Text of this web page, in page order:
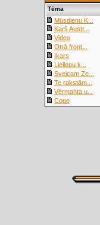
Tēma
Mūsdienu K...
Karš Austr...
Video
Otrā front...
Ikars
Liellopu k...
Sveicam Ze...
Te rakstām...
Vērmahta u...
Cope